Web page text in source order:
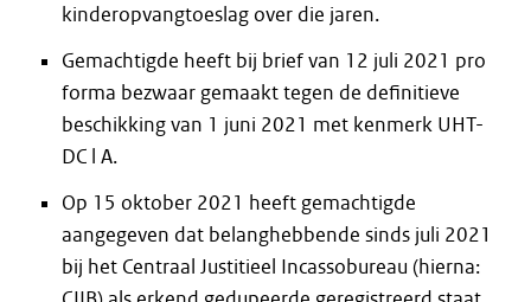
kinderopvangtoeslag over die jaren.
Gemachtigde heeft bij brief van 12 juli 2021 pro
forma bezwaar gemaakt tegen de definitieve
beschikking van 1 juni 2021 met kenmerk UHT-
DC l A.
Op 15 oktober 2021 heeft gemachtigde
aangegeven dat belanghebbende sinds juli 2021
bij het Centraal Justitieel Incassobureau (hierna: